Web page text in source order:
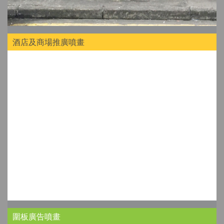
酒店及商場推廣噴畫
圍板廣告噴畫